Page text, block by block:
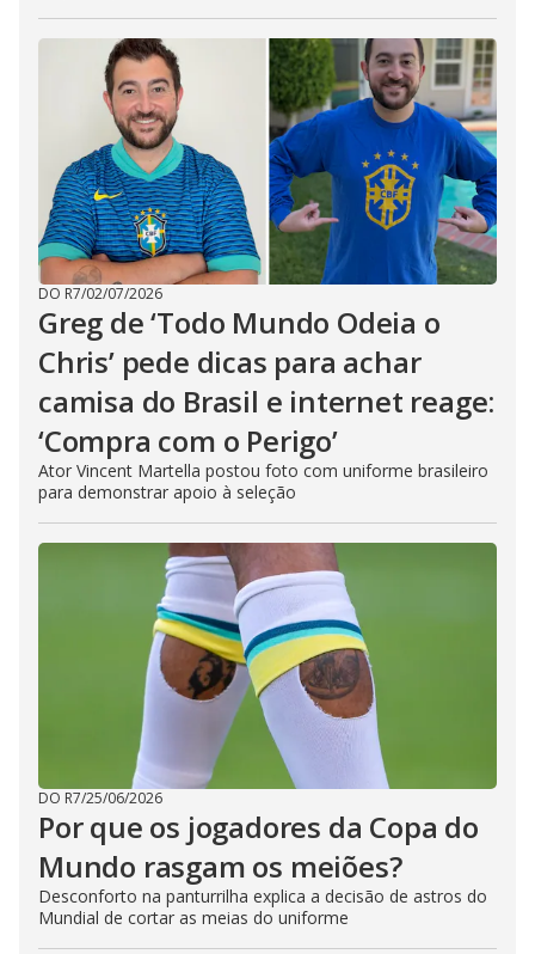
DO R7/02/07/2026
Greg de ‘Todo Mundo Odeia o
Chris’ pede dicas para achar
camisa do Brasil e internet reage:
‘Compra com o Perigo’
Ator Vincent Martella postou foto com uniforme brasileiro
para demonstrar apoio à seleção
DO R7/25/06/2026
Por que os jogadores da Copa do
Mundo rasgam os meiões?
Desconforto na panturrilha explica a decisão de astros do
Mundial de cortar as meias do uniforme